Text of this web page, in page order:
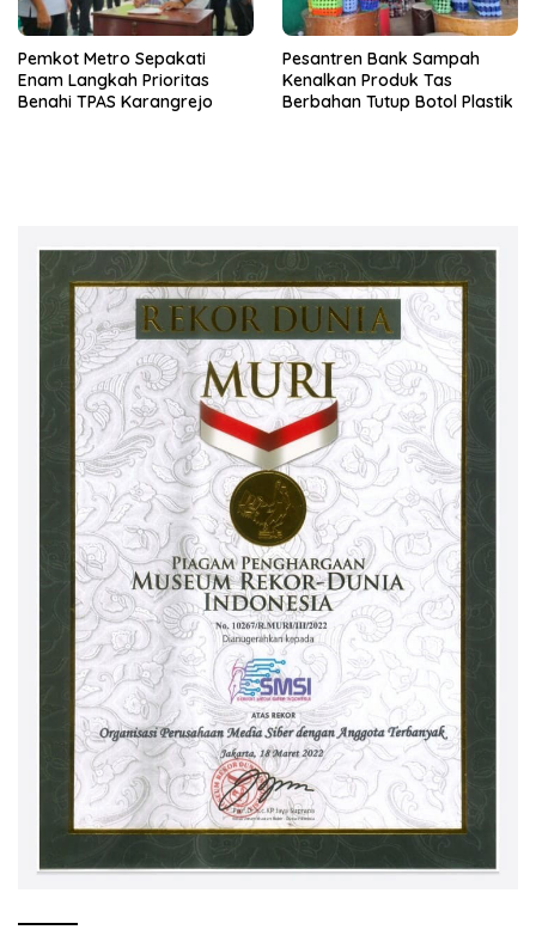
Pemkot Metro Sepakati
Enam Langkah Prioritas
Benahi TPAS Karangrejo
Pesantren Bank Sampah
Kenalkan Produk Tas
Berbahan Tutup Botol Plastik